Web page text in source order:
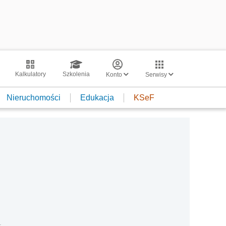
Kalkulatory Szkolenia Konto Serwisy
Nieruchomości Edukacja KSeF